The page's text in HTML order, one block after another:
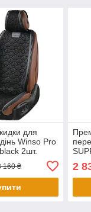
для
Winso Pro
2шт.
160 ₴ 2